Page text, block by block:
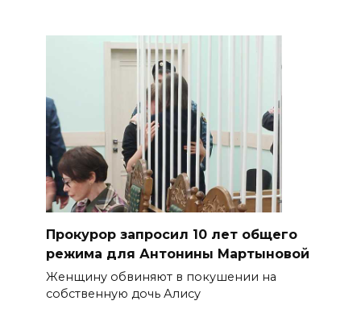
​Прокурор запросил 10 лет общего
режима для Антонины Мартыновой
Женщину обвиняют в покушении на
собственную дочь Алису